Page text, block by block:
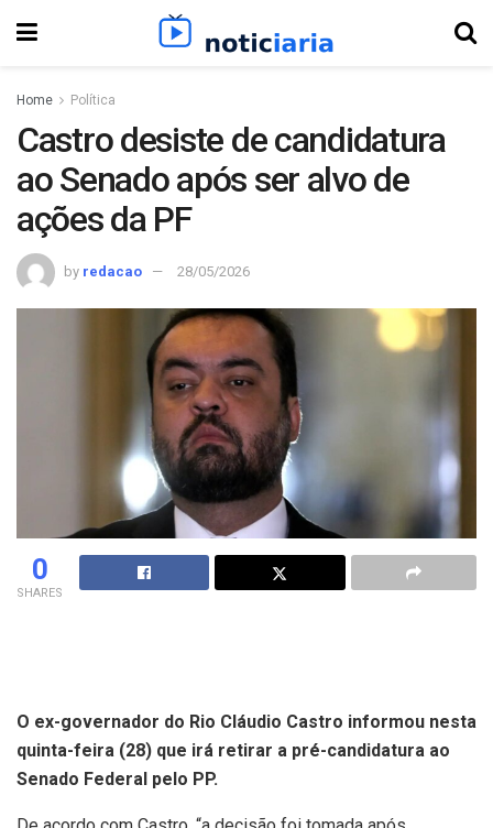
Home Política
Castro desiste de candidatura
ao Senado após ser alvo de
ações da PF
by redacao 28/05/2026
0
SHARES
O ex-governador do Rio Cláudio Castro informou nesta
quinta-feira (28) que irá retirar a pré-candidatura ao
Senado Federal pelo PP.